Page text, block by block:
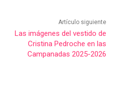
Artículo siguiente
Las imágenes del vestido de
Cristina Pedroche en las
Campanadas 2025-2026